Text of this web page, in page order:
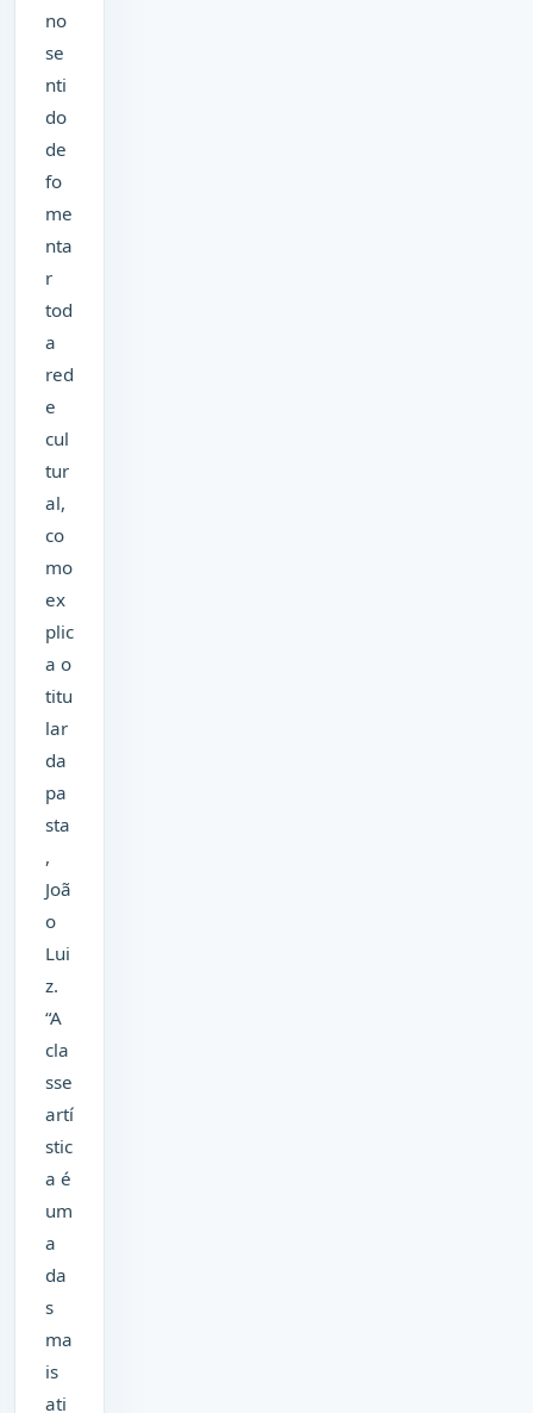
no
se
nti
do
de
fo
me
nta
r
tod
a
red
e
cul
tur
al,
co
mo
ex
plic
a o
titu
lar
da
pa
sta
,
Joã
o
Lui
z.
“A
cla
sse
artí
stic
a é
um
a
da
s
ma
is
ati